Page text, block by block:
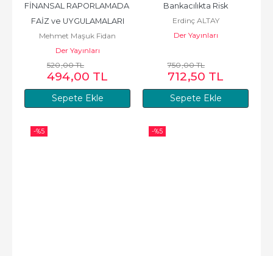
Sepete Ekle
FİNANSAL RAPORLAMADA
FAİZ ve UYGULAMALARI
Mehmet Maşuk Fidan
Der Yayınları
520,00TL
494,00 TL
Sepete Ekle
Bankacılıkta Risk
Erdinç ALTAY
Der Yayınları
750,00TL
712,50 TL
-%5 -%5